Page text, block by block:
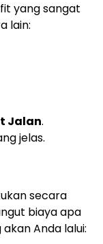
yang sangat
lain:
Jalan.
jelas.
secara
biaya apa
Anda lalui: